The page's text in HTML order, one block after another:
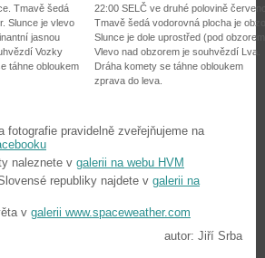
Tmavě šedá
Slunce je vlevo
jasnou
Vozky
táhne obloukem
22:00 SELČ ve druhé polovině
Tmavě šedá vodorovná plocha je
Slunce je dole uprostřed (pod
Vlevo nad obzorem je souhvězdí Lva.
Dráha komety se táhne obloukem
zprava do leva.
fotografie pravidelně zveřejňujeme na
naleznete v galerii na webu HVM
republiky najdete v galerii na
v galerii www.spaceweather.com
autor: Jiří Srba